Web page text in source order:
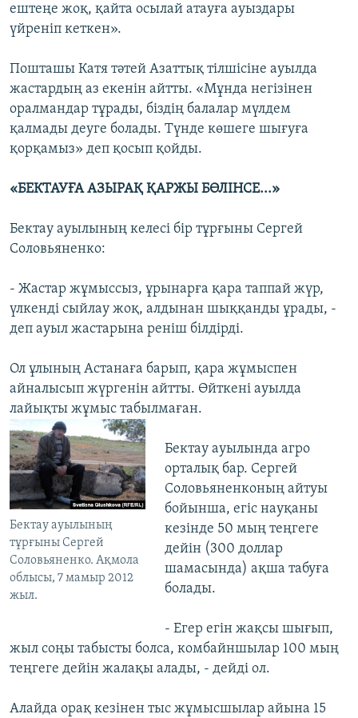
ештеңе жоқ, қайта осылай атауға ауыздары
үйреніп кеткен».
Пошташы Катя тәтей Азаттық тілшісіне ауылда
жастардың аз екенін айтты. «Мұнда негізінен
оралмандар тұрады, біздің балалар мүлдем
қалмады деуге болады. Түнде көшеге шығуға
қорқамыз» деп қосып қойды.
«БЕКТАУҒА АЗЫРАҚ ҚАРЖЫ БӨЛІНСЕ...»
Бектау ауылының келесі бір тұрғыны Сергей
Соловьяненко:
- Жастар жұмыссыз, ұрынарға қара таппай жүр,
үлкенді сыйлау жоқ, алдынан шыққанды ұрады, -
деп ауыл жастарына реніш білдірді.
Ол ұлының Астанаға барып, қара жұмыспен
айналысып жүргенін айтты. Өйткені ауылда
лайықты жұмыс табылмаған.
Бектау ауылының
тұрғыны Сергей
Соловьяненко. Ақмола
облысы, 7 мамыр 2012
жыл.
Бектау ауылында агро
орталық бар. Сергей
Соловьяненконың айтуы
бойынша, егіс науқаны
кезінде 50 мың теңгеге
дейін (300 доллар
шамасында) ақша табуға
болады.
- Егер егін жақсы шығып,
жыл соңы табысты болса, комбайншылар 100 мың
теңгеге дейін жалақы алады, - дейді ол.
Алайда орақ кезінен тыс жұмысшылар айына 15